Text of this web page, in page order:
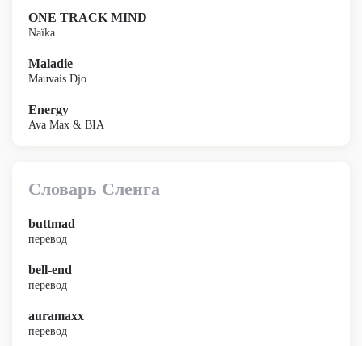
ONE TRACK MIND
Naïka
Maladie
Mauvais Djo
Energy
Ava Max & BIA
Словарь Сленга
buttmad
перевод
bell-end
перевод
auramaxx
перевод